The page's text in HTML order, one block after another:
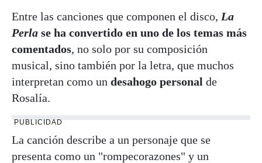
Entre las canciones que componen el disco, La
Perla se ha convertido en uno de los temas más
comentados, no solo por su composición
musical, sino también por la letra, que muchos
interpretan como un desahogo personal de
Rosalía.
PUBLICIDAD
La canción describe a un personaje que se
presenta como un "rompecorazones" y un